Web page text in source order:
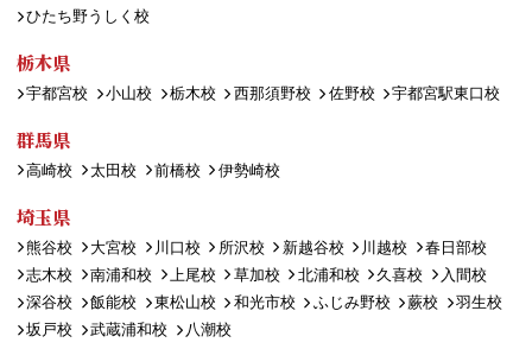
ひたち野うしく校
栃木県
宇都宮校 小山校 栃木校 西那須野校 佐野校 宇都宮駅東口校
群馬県
高崎校 太田校 前橋校 伊勢崎校
埼玉県
熊谷校 大宮校 川口校 所沢校 新越谷校 川越校
春日部校
志木校
南浦和校 上尾校 草加校 北浦和校 久喜校
入間校
深谷校
飯能校 東松山校 和光市校 ふじみ野校 蕨校
羽生校
坂戸校
武蔵浦和校 八潮校